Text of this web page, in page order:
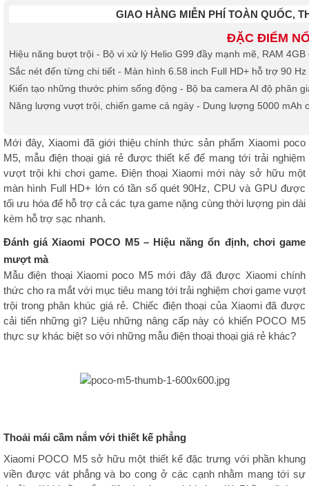
GIAO HÀNG MIỄN PHÍ TOÀN QUỐC,
ĐẶC ĐIỂM
Hiệu năng bượt trội - Bộ vi xử lý Helio G99 đầy mạnh mẽ, RAM
Sắc nét đến từng chi tiết - Màn hình 6.58 inch Full HD+ hỗ trợ 90
Kiến tạo những thước phim sống động - Bộ ba camera AI độ phân
Năng lượng vượt trội, chiến game cả ngày - Dung lượng 5000 mAh
Mới đây, Xiaomi đã giới thiệu chính thức sản phẩm Xiaomi poco
M5, mẫu điện thoại giá rẻ được thiết kế để mang tới trải nghiệm
vượt trội khi chơi game. Điện thoại Xiaomi mới này sở hữu một
màn hình Full HD+ lớn có tần số quét 90Hz, CPU và GPU được
tối ưu hóa để hỗ trợ cả các tựa game nặng cùng thời lượng pin dài
kèm hỗ trợ sạc nhanh.
Đánh giá Xiaomi POCO M5 – Hiệu năng ổn định, chơi game
mượt mà
Mẫu điện thoại Xiaomi poco M5 mới đây đã được Xiaomi chính
thức cho ra mắt với mục tiêu mang tới trải nghiệm chơi game vượt
trội trong phân khúc giá rẻ. Chiếc điện thoại của Xiaomi đã được
cải tiến những gì? Liệu những nâng cấp này có khiến POCO M5
thực sự khác biệt so với những mẫu điện thoại thoại giá rẻ khác?
Thoải mái cầm nắm với thiết kế phẳng
Xiaomi POCO M5 sở hữu một thiết kế đặc trưng với phần khung
viền được vát phẳng và bo cong ở các cạnh nhằm mang tới sự